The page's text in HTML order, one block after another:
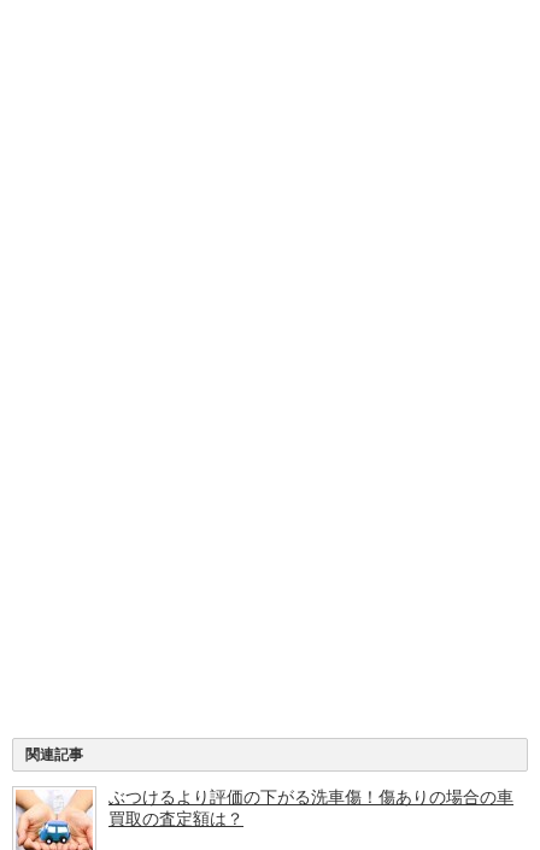
関連記事
ぶつけるより評価の下がる洗車傷！傷ありの場合の車
買取の査定額は？